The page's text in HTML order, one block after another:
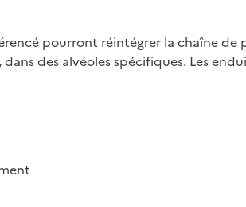
pourront réintégrer la chaîne
des alvéoles spécifiques. Les